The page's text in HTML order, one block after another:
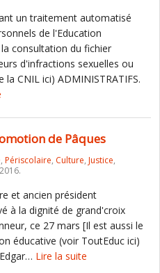
un traitement automatisé
de l'Education
consultation du fichier
d'infractions sexuelles ou
la CNIL ici) ADMINISTRATIFS.
de Pâques
, Périscolaire, Culture, Justice,
et ancien président
à la dignité de grand'croix
ce 27 mars [Il est aussi le
éducative (voir ToutEduc ici)
Lire la suite